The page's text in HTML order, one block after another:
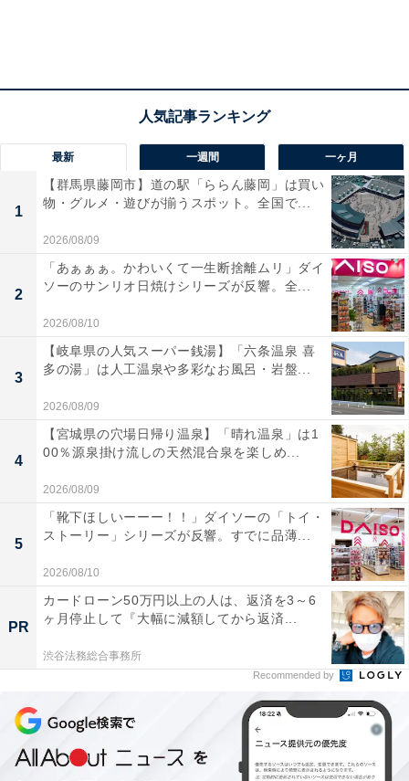
最新 一週間 一ヶ月
1
【群馬県藤岡市】道の駅「ららん藤岡」は買い
物・グルメ・遊びが揃うスポット。全国で...
2026/08/09
2
「あぁぁぁ。かわいくて一生断捨離ムリ」ダイ
ソーのサンリオ日焼けシリーズが反響。全...
2026/08/10
3
【岐阜県の人気スーパー銭湯】「六条温泉 喜
多の湯」は人工温泉や多彩なお風呂・岩盤...
2026/08/09
4
【宮城県の穴場日帰り温泉】「晴れ温泉」は1
00％源泉掛け流しの天然混合泉を楽しめ...
2026/08/09
5
「靴下ほしいーーー！！」ダイソーの「トイ・
ストーリー」シリーズが反響。すでに品薄...
2026/08/10
PR
カードローン50万円以上の人は、返済を3～6
ヶ月停止して『大幅に減額してから返済...
渋谷法務総合事務所
Recommended by